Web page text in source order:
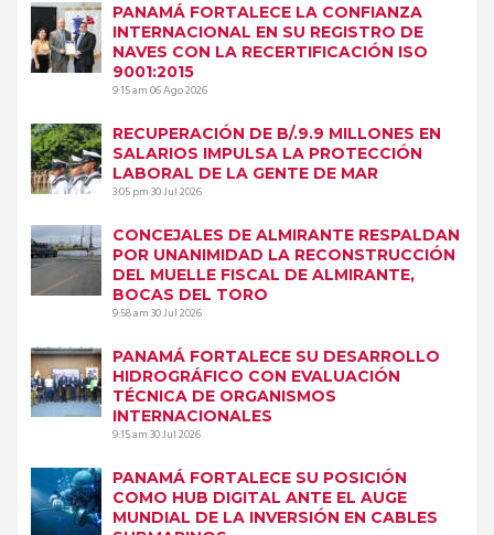
PANAMÁ FORTALECE LA CONFIANZA
INTERNACIONAL EN SU REGISTRO DE
NAVES CON LA RECERTIFICACIÓN ISO
9001:2015
9:15 am06 Ago 2026
RECUPERACIÓN DE B/.9.9 MILLONES EN
SALARIOS IMPULSA LA PROTECCIÓN
LABORAL DE LA GENTE DE MAR
3:05 pm30 Jul 2026
CONCEJALES DE ALMIRANTE RESPALDAN
POR UNANIMIDAD LA RECONSTRUCCIÓN
DEL MUELLE FISCAL DE ALMIRANTE,
BOCAS DEL TORO
9:58 am30 Jul 2026
PANAMÁ FORTALECE SU DESARROLLO
HIDROGRÁFICO CON EVALUACIÓN
TÉCNICA DE ORGANISMOS
INTERNACIONALES
9:15 am30 Jul 2026
PANAMÁ FORTALECE SU POSICIÓN
COMO HUB DIGITAL ANTE EL AUGE
MUNDIAL DE LA INVERSIÓN EN CABLES